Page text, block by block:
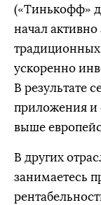
(«Тинькофф»
начал
ускоренно
В результате
приложения и
выше
В других
занимаетесь